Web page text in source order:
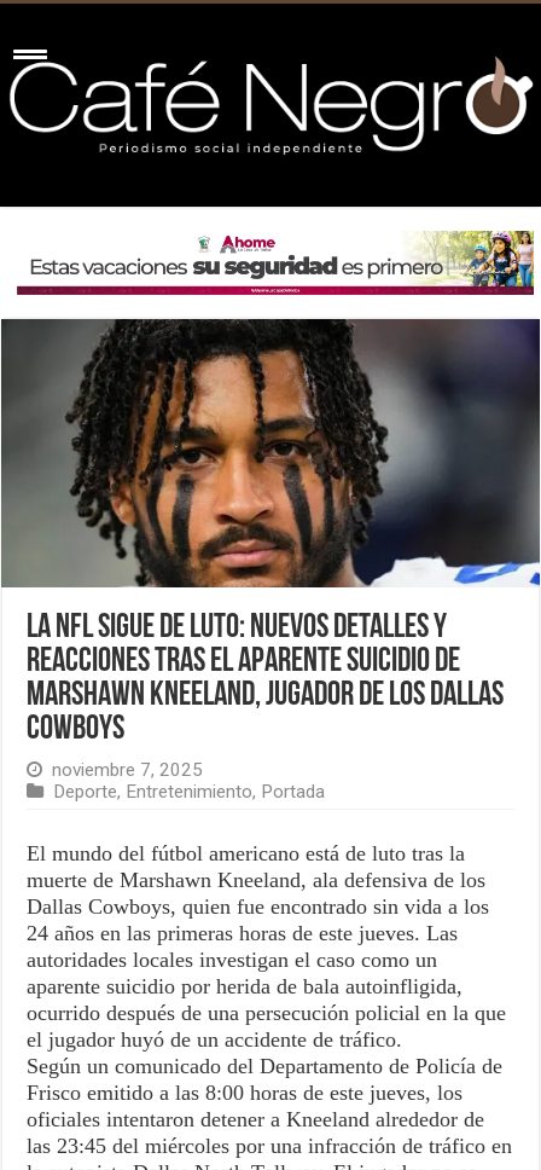
La NFL sigue de luto: nuevos detalles y
reacciones tras el aparente suicidio de
Marshawn Kneeland, jugador de los Dallas
Cowboys
noviembre 7, 2025
Deporte, Entretenimiento, Portada
El mundo del fútbol americano está de luto tras la
muerte de Marshawn Kneeland, ala defensiva de los
Dallas Cowboys, quien fue encontrado sin vida a los
24 años en las primeras horas de este jueves. Las
autoridades locales investigan el caso como un
aparente suicidio por herida de bala autoinfligida,
ocurrido después de una persecución policial en la que
el jugador huyó de un accidente de tráfico.
Según un comunicado del Departamento de Policía de
Frisco emitido a las 8:00 horas de este jueves, los
oficiales intentaron detener a Kneeland alrededor de
las 23:45 del miércoles por una infracción de tráfico en